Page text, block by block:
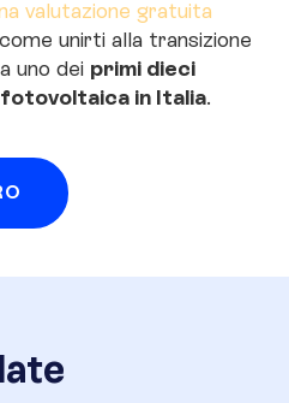
valutazione gratuita
unirti alla transizione
uno dei primi dieci
in Italia.